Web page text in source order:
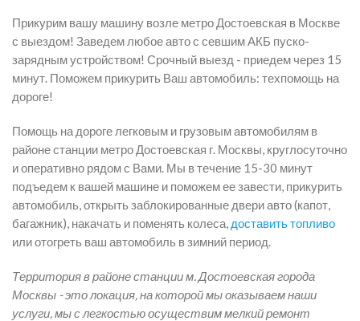
Прикурим вашу машину возле метро Достоевская в Москве
с выездом! Заведем любое авто с севшим АКБ пуско-
зарядным устройством! Срочный выезд - приедем через 15
минут. Поможем прикурить Ваш автомобиль: техпомощь на
дороге!
Помощь на дороге легковым и грузовым автомобилям в
районе станции метро Достоевская г. Москвы, круглосуточно
и оперативно рядом с Вами. Мы в течение 15-30 минут
подъедем к вашей машине и поможем ее завести, прикурить
автомобиль, открыть заблокированные двери авто (капот,
багажник), накачать и поменять колеса, доставить топливо
или отогреть ваш автомобиль в зимний период.
Территория в районе станции м. Достоевская города
Москвы - это локация, на которой мы оказываем наши
услуги, мы с легкостью осуществим мелкий ремонт